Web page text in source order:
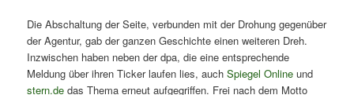
Die Abschaltung der Seite, verbunden mit der Drohung gegenüber
der Agentur, gab der ganzen Geschichte einen weiteren Dreh.
Inzwischen haben neben der dpa, die eine entsprechende
Meldung über ihren Ticker laufen lies, auchSpiegel Online und
stern.de das Thema erneut aufgegriffen. Frei nach dem Motto